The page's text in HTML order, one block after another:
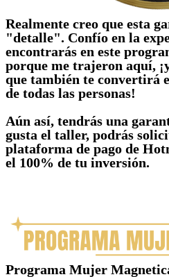
Realmente creo que esta
"detalle". Confío en la
encontrarás en este
porque me trajeron aquí,
que también te convertirá
de todas las personas!
Aún así, tendrás una
gusta el taller, podrás
plataforma de pago de
el 100% de tu inversión.
Programa Mujer